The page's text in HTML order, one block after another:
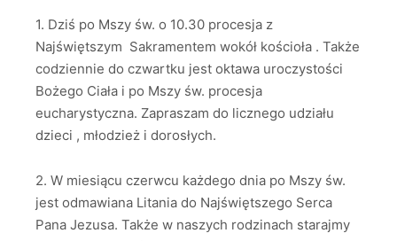
1. Dziś po Mszy św. o 10.30 procesja z
Najświętszym Sakramentem wokół kościoła . Także
codziennie do czwartku jest oktawa uroczystości
Bożego Ciała i po Mszy św. procesja
eucharystyczna. Zapraszam do licznego udziału
dzieci , młodzież i dorosłych.
2. W miesiącu czerwcu każdego dnia po Mszy św.
jest odmawiana Litania do Najświętszego Serca
Pana Jezusa. Także w naszych rodzinach starajmy